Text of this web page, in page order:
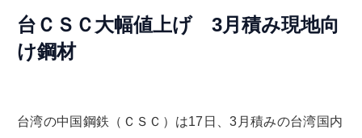
台ＣＳＣ大幅値上げ 3月積み現地向
け鋼材
台湾の中国鋼鉄（ＣＳＣ）は17日、3月積みの台湾国内